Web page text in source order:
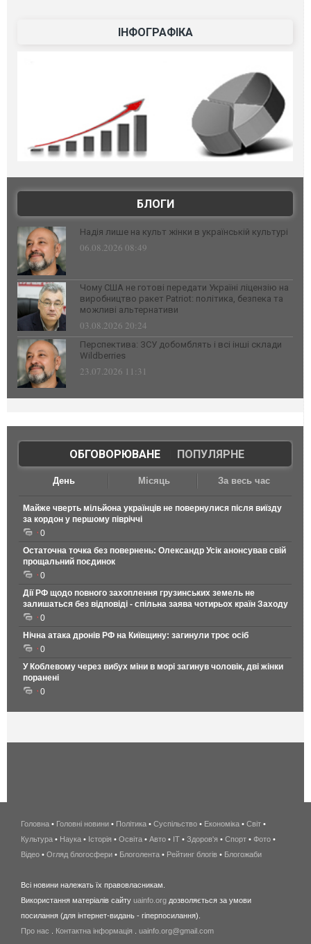
ІНФОГРАФІКА
БЛОГИ
Надія лише на культ жінки в українській культурі
06.08.2026 08:49
Чому США не готові передати Україні ліцензію на
виробництво ракет Patriot: політика, безпека та
можливі альтернативи
03.08.2026 20:24
Перспектива: ЗСУ добомблять і всі інші склади
Wildberries
23.07.2026 11:31
ОБГОВОРЮВАНЕ| ПОПУЛЯРНЕ
День Місяць За весь час
Майже чверть мільйона українців не повернулися після виїзду
за кордон у першому півріччі
0
Остаточна точка без повернень: Олександр Усік анонсував свій
прощальний поєдинок
0
Дії РФ щодо повного захоплення грузинських земель не
залишаться без відповіді - спільна заява чотирьох країн Заходу
0
Нічна атака дронів РФ на Київщину: загинули троє осіб
0
У Коблевому через вибух міни в морі загинув чоловік, дві жінки
поранені
0
беспроводной
интернет
киев
wimax
в
Головна • Головні новини • Політика • Суспільство • Економіка • Світ •
Культура • Наука • Історія • Освіта • Авто • IT • Здоров'я • Спорт • Фото •
Відео • Огляд блогосфери • Блоголента • Рейтинг блогів • Блогожаби
Всі новини належать їх правовласникам.
Використання матеріалів сайту uainfo.org дозволяється за умови
посилання (для інтернет-видань - гіперпосилання).
Про нас
Контактна інформація uainfo.org@gmail.com